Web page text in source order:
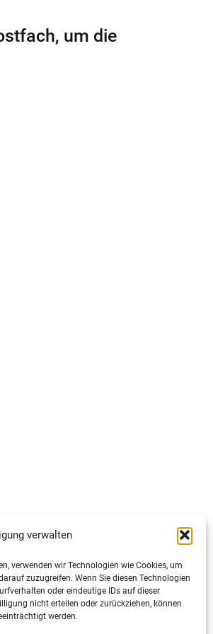
verwalten
verwenden wir Technologien wie Cookies, um
zuzugreifen. Wenn Sie diesen Technologien
oder eindeutige IDs auf dieser
nicht erteilen oder zurückziehen, können
werden.
um die